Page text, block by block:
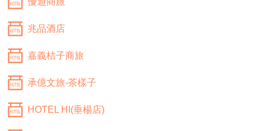
兆品酒店
嘉義桔子商旅
承億文旅-茶樣子
HOTEL HI(垂楊店)